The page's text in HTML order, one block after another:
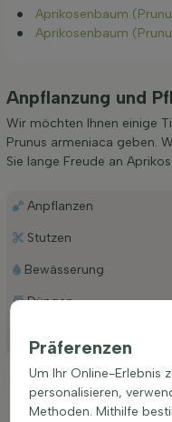
Aprikosenbaum
Aprikosenbaum
Anpflanzung und
Wir möchten Ihnen einige
Prunus armeniaca geben.
Sie lange Freude an
Platzierung
Anpflanzen
Stutzen
Bewässerung
Düngen
Ideale Platzierung
Präferenzen
Um Ihr Online-Erlebnis
personalisieren,
Methoden. Mithilfe